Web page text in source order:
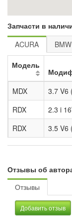
Запчасти в
ACURA
BMW
Модель
MDX
3.7 V6
RDX
2.3 i
RDX
3.5 V6
Отзывы об
Отзывы
Добавить отзыв